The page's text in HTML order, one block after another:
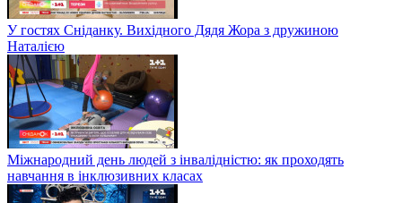
У гостях Сніданку. Вихідного Дядя Жора з дружиною
Наталією
Міжнародний день людей з інвалідністю: як проходять
навчання в інклюзивних класах